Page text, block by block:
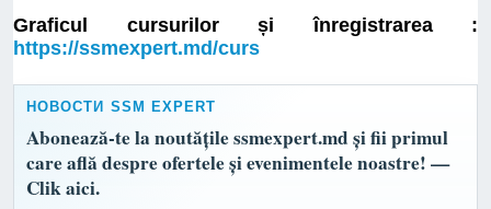
Graficul cursurilor și înregistrarea :
https://ssmexpert.md/curs
НОВОСТИ SSM EXPERT
Abonează-te la noutățile ssmexpert.md și fii primul
care află despre ofertele și evenimentele noastre! —
Clik aici.